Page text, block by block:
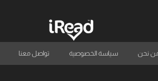
نحن سياسة الخصوصية تواصل معنا